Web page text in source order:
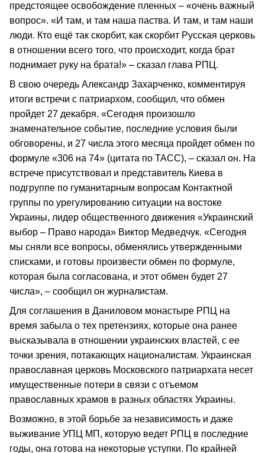
предстоящее освобождение пленных – «очень важный
вопрос». «И там, и там наша паства. И там, и там наши
люди. Кто ещё так скорбит, как скорбит Русская церковь
в отношении всего того, что происходит, когда брат
поднимает руку на брата!» – сказал глава РПЦ.
В свою очередь Александр Захарченко, комментируя
итоги встречи с патриархом, сообщил, что обмен
пройдет 27 декабря. «Сегодня произошло
знаменательное событие, последние условия были
обговорены, и 27 числа этого месяца пройдет обмен по
формуле «306 на 74» (цитата по ТАСС), – сказал он. На
встрече присутствовал и представитель Киева в
подгруппе по гуманитарным вопросам Контактной
группы по урегулированию ситуации на востоке
Украины, лидер общественного движения «Украинский
выбор – Право народа» Виктор Медведчук. «Сегодня
мы сняли все вопросы, обменялись утвержденными
списками, и готовы произвести обмен по формуле,
которая была согласована, и этот обмен будет 27
числа», – сообщил он журналистам.
Для соглашения в Даниловом монастыре РПЦ на
время забыла о тех претензиях, которые она ранее
высказывала в отношении украинских властей, с ее
точки зрения, потакающих националистам. Украинская
православная церковь Московского патриархата несет
имущественные потери в связи с отъемом
православных храмов в разных областях Украины.
Возможно, в этой борьбе за независимость и даже
выживание УПЦ МП, которую ведет РПЦ в последние
годы, она готова на некоторые уступки. По крайней